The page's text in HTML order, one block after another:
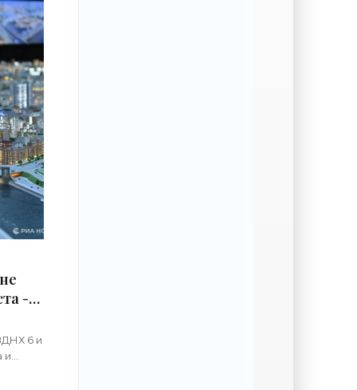
-
6 и
и